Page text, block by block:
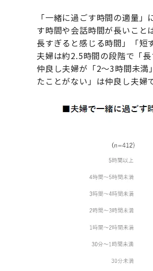
「一緒に過ごす時間の適量
す時間や会話時間が長いこと
長すぎると感じる時間」「短
夫婦は約2.5時間の段階で「
仲良し夫婦が「2～3時間未
たことがない」は仲良し夫婦